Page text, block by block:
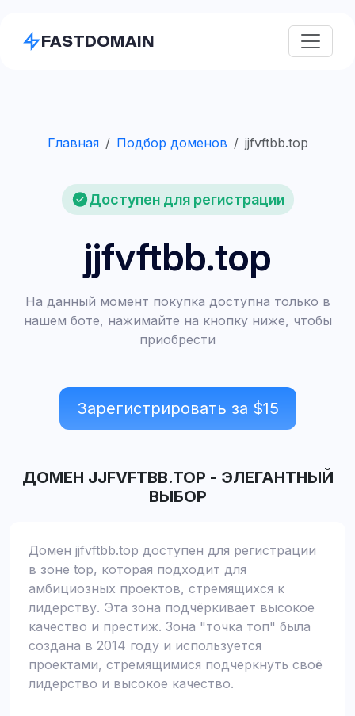
FASTDOMAIN
Главная Подбор доменов jjfvftbb.top
Доступен для регистрации
jjfvftbb.top
На данный момент покупка доступна только в
нашем боте, нажимайте на кнопку ниже, чтобы
приобрести
Зарегистрировать за $15
ДОМЕН JJFVFTBB.TOP - ЭЛЕГАНТНЫЙ
ВЫБОР
Домен jjfvftbb.top доступен для регистрации
в зоне top, которая подходит для
амбициозных проектов, стремящихся к
лидерству. Эта зона подчёркивает высокое
качество и престиж. Зона "точка топ" была
создана в 2014 году и используется
проектами, стремящимися подчеркнуть своё
лидерство и высокое качество.